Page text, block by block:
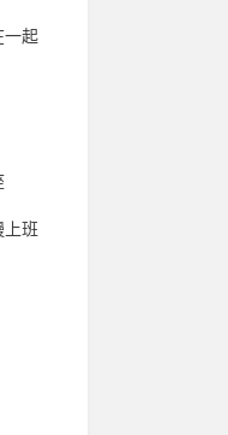
一起
上班